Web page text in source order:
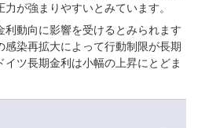
が強まりやすいとみています。
利動向に影響を受けるとみられます
感染再拡大によって行動制限が長期
ツ長期金利は小幅の上昇にとどま